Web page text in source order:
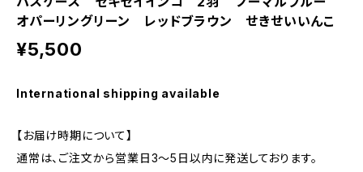
オパーリングリーン レッドブラウン せきせいいんこ
¥5,500
International shipping available
【お届け時期について】
通常は、ご注文から営業日3〜5日以内に発送しております。